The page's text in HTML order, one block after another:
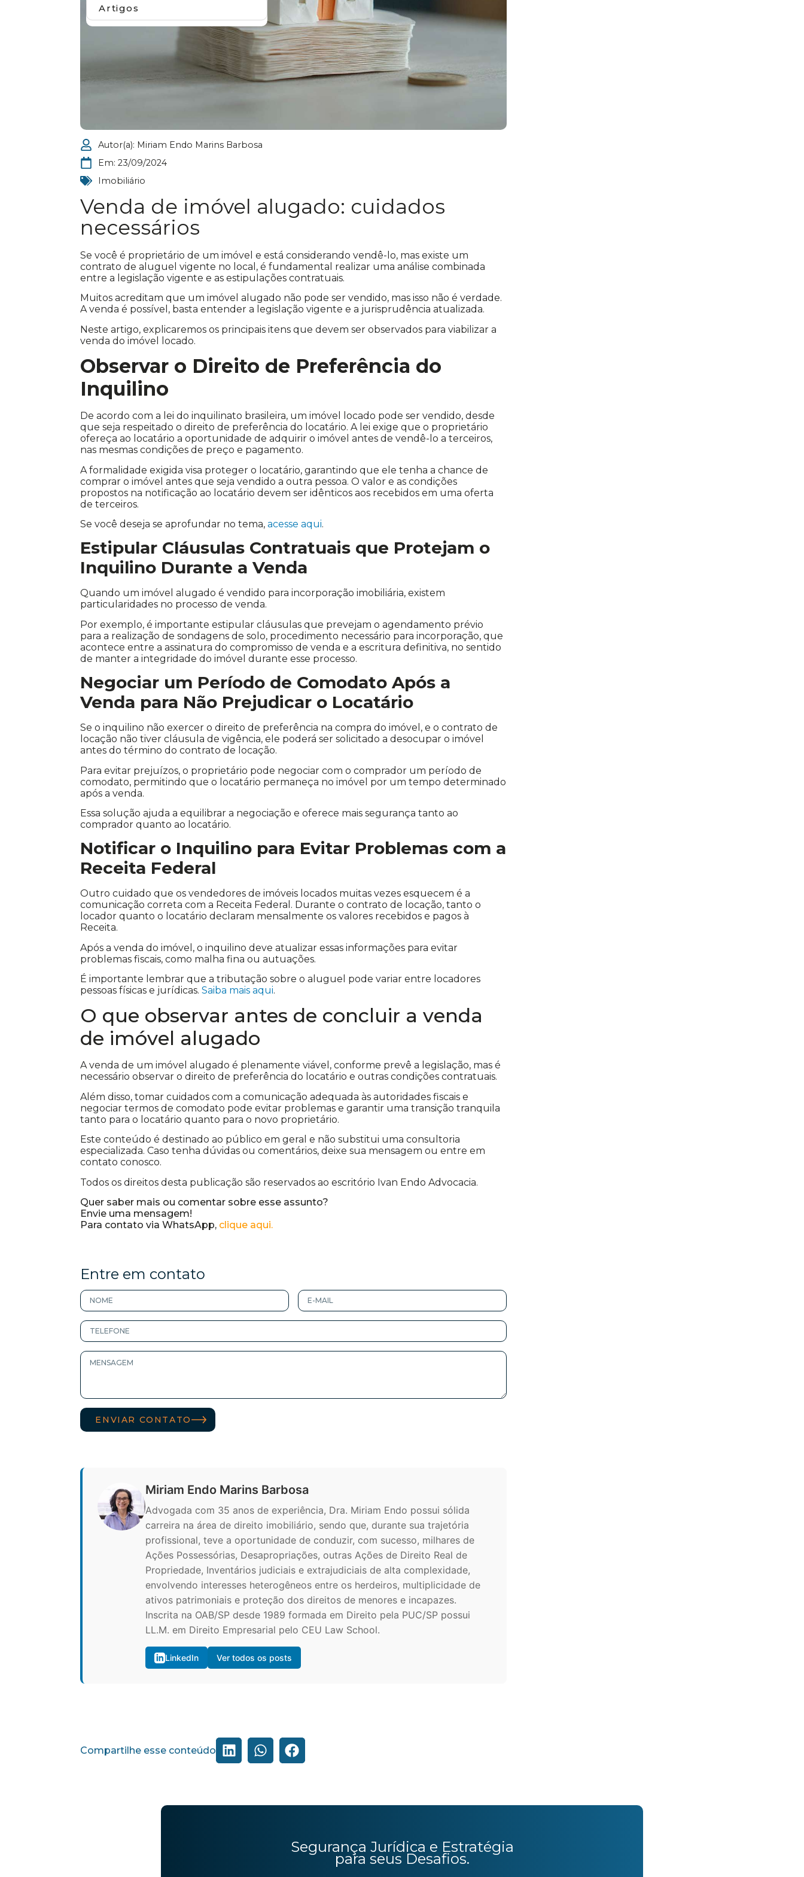
Autor(a): Miriam Endo Marins Barbosa
Em:23/09/2024
Imobiliário
Venda de imóvel alugado: cuidados
necessários
Se você é proprietário de um imóvel e está considerando vendê-lo, mas existe um
contrato de aluguel vigente no local, é fundamental realizar uma análise combinada
entre a legislação vigente e as estipulações contratuais.
Muitos acreditam que um imóvel alugado não pode ser vendido, mas isso não é verdade.
A venda é possível, basta entender a legislação vigente e a jurisprudência atualizada.
Neste artigo, explicaremos os principais itens que devem ser observados para viabilizar a
venda do imóvel locado.
Observar o Direito de Preferência do
Inquilino
De acordo com a lei do inquilinato brasileira, um imóvel locado pode ser vendido, desde
que seja respeitado o direito de preferência do locatário. A lei exige que o proprietário
ofereça ao locatário a oportunidade de adquirir o imóvel antes de vendê-lo a terceiros,
nas mesmas condições de preço e pagamento.
A formalidade exigida visa proteger o locatário, garantindo que ele tenha a chance de
comprar o imóvel antes que seja vendido a outra pessoa. O valor e as condições
propostos na notificação ao locatário devem ser idênticos aos recebidos em uma oferta
de terceiros.
Se você deseja se aprofundar no tema,acesse aqui.
Estipular Cláusulas Contratuais que Protejam o
Inquilino Durante a Venda
Quando um imóvel alugado é vendido para incorporação imobiliária, existem
particularidades no processo de venda.
Por exemplo, é importante estipular cláusulas que prevejam o agendamento prévio
para a realização de sondagens de solo, procedimento necessário para incorporação, que
acontece entre a assinatura do compromisso de venda e a escritura definitiva, no sentido
de manter a integridade do imóvel durante esse processo.
Negociar um Período de Comodato Após a
Venda para Não Prejudicar o Locatário
Se o inquilino não exercer o direito de preferência na compra do imóvel, e o contrato de
locação não tiver cláusula de vigência, ele poderá ser solicitado a desocupar o imóvel
antes do término do contrato de locação.
Para evitar prejuízos, o proprietário pode negociar com o comprador um período de
comodato, permitindo que o locatário permaneça no imóvel por um tempo determinado
após a venda.
Essa solução ajuda a equilibrar a negociação e oferece mais segurança tanto ao
comprador quanto ao locatário.
Notificar o Inquilino para Evitar Problemas com a
Receita Federal
Outro cuidado que os vendedores de imóveis locados muitas vezes esquecem é a
comunicação correta com a Receita Federal. Durante o contrato de locação, tanto o
locador quanto o locatário declaram mensalmente os valores recebidos e pagos à
Receita.
Após a venda do imóvel, o inquilino deve atualizar essas informações para evitar
problemas fiscais, como malha fina ou autuações.
É importante lembrar que a tributação sobre o aluguel pode variar entre locadores
pessoas físicas e jurídicas.Saiba mais aqui.
O que observar antes de concluir a venda
de imóvel alugado
A venda de um imóvel alugado é plenamente viável, conforme prevê a legislação, mas é
necessário observar o direito de preferência do locatário e outras condições contratuais.
Além disso, tomar cuidados com a comunicação adequada às autoridades fiscais e
negociar termos de comodato pode evitar problemas e garantir uma transição tranquila
tanto para o locatário quanto para o novo proprietário.
Este conteúdo é destinado ao público em geral e não substitui uma consultoria
especializada. Caso tenha dúvidas ou comentários, deixe sua mensagem ou entre em
contato conosco.
Todos os direitos desta publicação são reservados ao escritório Ivan Endo Advocacia.
Quer saber mais ou comentar sobre esse assunto?
Envie uma mensagem!
Para contato via WhatsApp, clique aqui.
Entre em contato
ENVIAR CONTATO
Miriam Endo Marins Barbosa
Advogada com 35 anos de experiência, Dra. Miriam Endo possui sólida
carreira na área de direito imobiliário, sendo que, durante sua trajetória
profissional, teve a oportunidade de conduzir, com sucesso, milhares de
Ações Possessórias, Desapropriações, outras Ações de Direito Real de
Propriedade, Inventários judiciais e extrajudiciais de alta complexidade,
envolvendo interesses heterogêneos entre os herdeiros, multiplicidade de
ativos patrimoniais e proteção dos direitos de menores e incapazes.
Inscrita na OAB/SP desde 1989 formada em Direito pela PUC/SP possui
LL.M. em Direito Empresarial pelo CEU Law School.
LinkedIn Ver todos os posts
Compartilhe esse conteúdo
Artigos
Segurança Jurídica e Estratégia
para seus Desafios.